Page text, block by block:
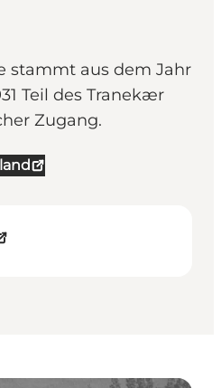
stammt aus dem Jahr
Teil des Tranekær
Zugang.